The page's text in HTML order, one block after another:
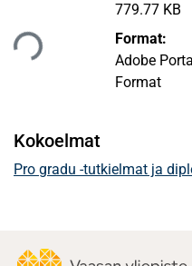
779.77 KB
Format:
Adobe
Format
Kokoelmat
Pro gradu -tutkielmat ja